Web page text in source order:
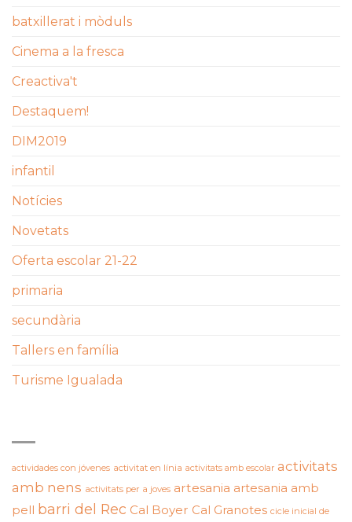
batxillerat i mòduls
Cinema a la fresca
Creactiva't
Destaquem!
DIM2019
infantil
Notícies
Novetats
Oferta escolar 21-22
primaria
secundària
Tallers en família
Turisme Igualada
actividades con jóvenes activitat en línia activitats amb escolar activitats
amb nens activitats per a joves artesania artesania amb
pell barri del Rec Cal Boyer Cal Granotes cicle inicial de